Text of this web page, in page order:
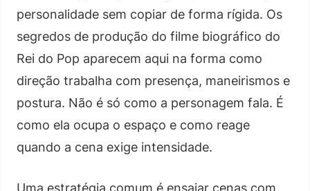
personalidade sem copiar de forma rígida. Os
segredos de produção do filme biográfico do
Rei do Pop aparecem aqui na forma como
direção trabalha com presença, maneirismos e
postura. Não é só como a personagem fala. É
como ela ocupa o espaço e como reage
quando a cena exige intensidade.
Uma estratégia comum é ensaiar cenas com